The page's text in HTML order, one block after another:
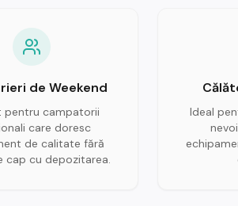
de Weekend
pentru campatorii
care doresc
de calitate fără
cap cu depozitarea.
Ideal